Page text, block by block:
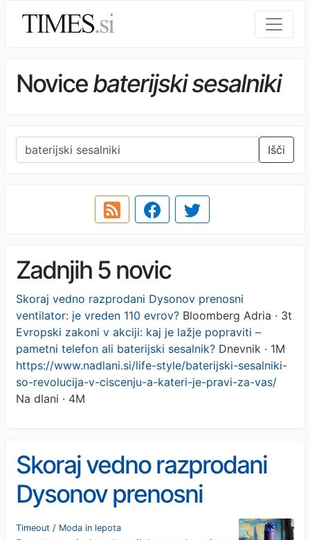
Novicebaterijski sesalniki
Išči
Zadnjih 5 novic
Skoraj vedno razprodani Dysonov prenosni
ventilator: je vreden 110 evrov? Bloomberg Adria · 3t
Evropski zakoni v akciji: kaj je lažje popraviti –
pametni telefon ali baterijski sesalnik? Dnevnik · 1M
https://www.nadlani.si/life-style/baterijski-sesalniki-
so-revolucija-v-ciscenju-a-kateri-je-pravi-za-vas/
Na dlani · 4M
Skoraj vedno razprodani
Dysonov prenosni
ventilator: je vreden 110
Timeout / Moda in lepota